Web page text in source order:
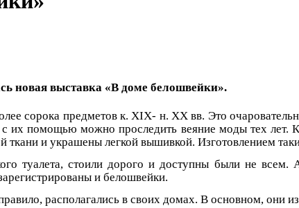
новая выставка «В доме белошвейки».
сорока предметов к.XIX- н. XXвв. Это
их помощью можно проследить веяние моды тех лет.
ткани и украшены легкой вышивкой. Изготовлением
туалета, стоили дорого и доступны были не всем.
и белошвейки.
располагались в своих домах. В основном, они